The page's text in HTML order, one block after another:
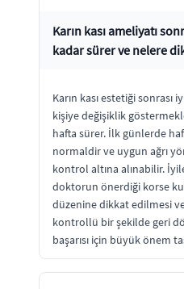
Karın kası ameliyatı
kadar sürer ve nelere
Karın kası estetiği sonrası
kişiye değişiklik
hafta sürer. İlk günlerde
normaldir ve uygun ağrı
kontrol altına alınabilir.
doktorun önerdiği korse
düzenine dikkat edilmesi
kontrollü bir şekilde geri
başarısı için büyük önem